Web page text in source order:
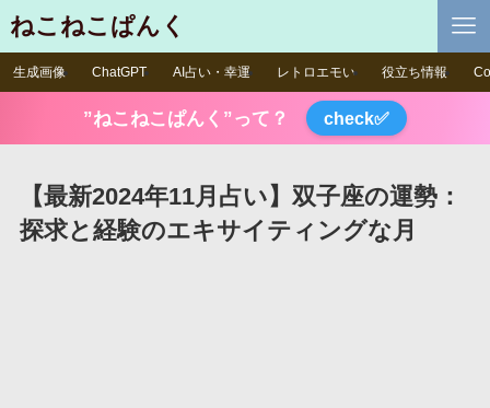
ねこねこぱんく
生成画像 ChatGPT AI占い・幸運 レトロエモい 役立ち情報
”ねこねこぱんく”って？ check✅
【最新2024年11月占い】双子座の運勢：
探求と経験のエキサイティングな月